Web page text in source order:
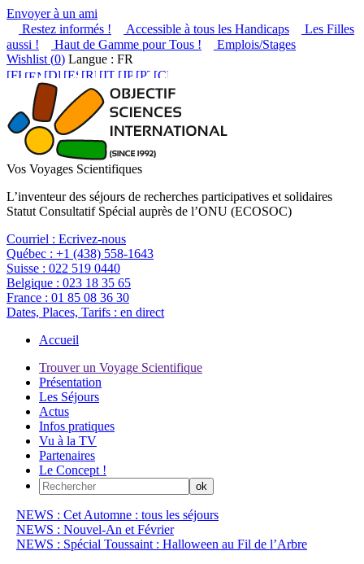
Envoyer à un ami
Restez informés !
Accessible à tous les Handicaps
Les Filles
aussi !
Haut de Gamme pour Tous !
Emplois/Stages
Wishlist (0) Langue : FR
Vos Voyages Scientifiques
L’inventeur des séjours de recherches participatives et solidaires
Statut Consultatif Spécial auprès de l’ONU (ECOSOC)
Courriel : Ecrivez-nous
Québec : +1 (438) 558-1643
Suisse : 022 519 0440
Belgique : 023 18 35 65
France : 01 85 08 36 30
Dates, Places, Tarifs : en direct
Accueil
Trouver un Voyage Scientifique
Présentation
Les Séjours
Actus
Infos pratiques
Vu à la TV
Partenaires
Le Concept !
NEWS : Cet Automne : tous les séjours
NEWS : Nouvel-An et Février
NEWS : Spécial Toussaint : Halloween au Fil de l’Arbre